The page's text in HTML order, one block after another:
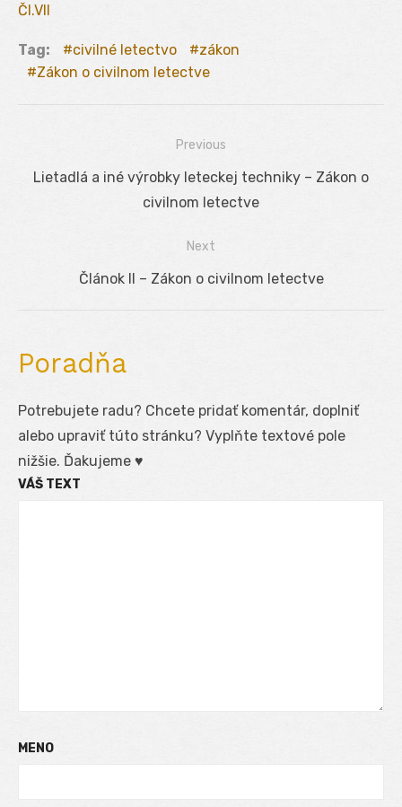
Čl.VII
Tag: civilné letectvo
zákon
Zákon o civilnom letectve
Navigácia
Previous
Previous
Lietadlá a iné výrobky leteckej techniky – Zákon o
civilnom letectve
Next
Next
Článok II – Zákon o civilnom letectve
Poradňa
Potrebujete radu? Chcete pridať komentár, doplniť
alebo upraviť túto stránku? Vyplňte textové pole
nižšie. Ďakujeme ♥
VÁŠ TEXT
MENO